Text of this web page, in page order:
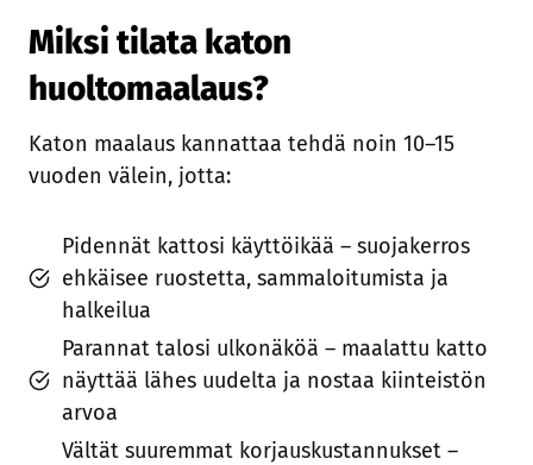
Miksi tilata katon
huoltomaalaus?
Katon maalaus kannattaa tehdä noin 10–15
vuoden välein, jotta:
Pidennät kattosi käyttöikää – suojakerros
ehkäisee ruostetta, sammaloitumista ja
halkeilua
Parannat talosi ulkonäköä – maalattu katto
näyttää lähes uudelta ja nostaa kiinteistön
arvoa
Vältät suuremmat korjauskustannukset –